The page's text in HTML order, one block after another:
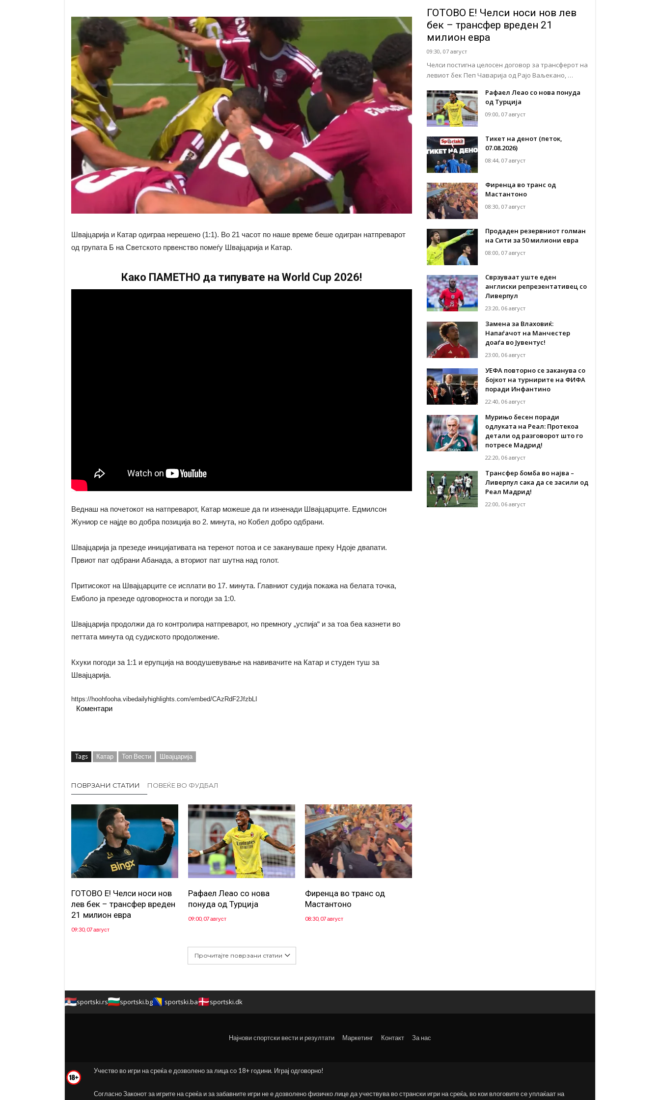
Швајцарија и Катар одиграа нерешено (1:1). Во 21 часот по наше време беше одигран натпреварот
од групата Б на Светското првенство помеѓу Швајцарија и Катар.
Како ПАМЕТНО да типувате на World Cup 2026!
Веднаш на почетокот на натпреварот, Катар можеше да ги изненади Швајцарците. Едмилсон
Жуниор се најде во добра позиција во 2. минута, но Кобел добро одбрани.
Швајцарија ја презеде иницијативата на теренот потоа и се закануваше преку Ндоје двапати.
Првиот пат одбрани Абанада, а вториот пат шутна над голот.
Притисокот на Швајцарците се исплати во 17. минута. Главниот судија покажа на белата точка,
Емболо ја презеде одговорноста и погоди за 1:0.
Швајцарија продолжи да го контролира натпреварот, но премногу „успија“ и за тоа беа казнети во
петтата минута од судиското продолжение.
Кхуки погоди за 1:1 и ерупција на воодушевување на навивачите на Катар и студен туш за
Швајцарија.
https://hoohfooha.vibedailyhighlights.com/embed/CAzRdF2JfzbLI
Коментари
Tags Катар Топ Вести Швајцарија
ПОВРЗАНИ СТАТИИ ПОВЕЌЕ ВО ФУДБАЛ
ГОТОВО Е! Челси носи нов
лев бек – трансфер вреден
21 милион евра
09:30, 07 август
Рафаел Леао со нова
понуда од Турција
09:00, 07 август
Фиренца во транс од
Мастантоно
08:30, 07 август
Прочитајте поврзани статии
ГОТОВО Е! Челси носи нов лев
бек – трансфер вреден 21
милион евра
09:30, 07 август
Челси постигна целосен договор за трансферот на
левиот бек Пеп Чаварија од Рајо Ваљекано, …
Рафаел Леао со нова понуда
од Турција
09:00, 07 август
Тикет на денот (петок,
07.08.2026)
08:44, 07 август
Фиренца во транс од
Мастантоно
08:30, 07 август
Продаден резервниот голман
на Сити за 50 милиони евра
08:00, 07 август
Сврзуваат уште еден
англиски репрезентативец со
Ливерпул
23:20, 06 август
Замена за Влаховиќ:
Напаѓачот на Манчестер
доаѓа во Јувентус!
23:00, 06 август
УЕФА повторно се заканува со
бојкот на турнирите на ФИФА
поради Инфантино
22:40, 06 август
Мурињо бесен поради
одлуката на Реал: Протекоа
детали од разговорот што го
потресе Мадрид!
22:20, 06 август
Трансфер бомба во најва –
Ливерпул сака да се засили од
Реал Мадрид!
22:00, 06 август
sportski.rs sportski.bg sportski.ba sportski.dk
Најнови спортски вести и резултати Маркетинг Контакт За нас
Учество во игри на среќа е дозволено за лица со 18+ години. Играј одговорно!
Согласно Законот за игрите на среќа и за забавните игри не е дозволено физичко лице да учествува во странски игри на среќа, во кои влоговите се уплаќаат на